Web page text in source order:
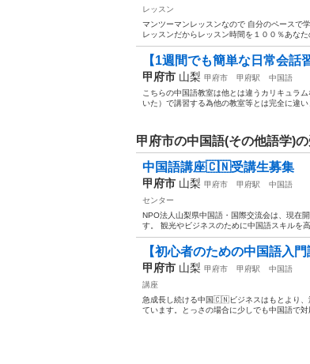
レッスン
マンツーマンレッスンなので 自分のペースで
レッスンだからレッスン時間を１００％あな
【1週間でも簡単な日常会
甲府市 山梨 甲府市 甲府駅
中国語
こちらの中国語教室は他とは違うカリキュラ
いた）で講習する為他の教室等とは完全に違
甲府市の中国語(その他語学)
中国語講座🇨🇳受講生募集
甲府市 山梨 甲府市 甲府駅
中国語
センター
NPO法人山梨県中国語・国際交流会は、現在
す。 観光やビジネスのために中国語スキルを
【初心者のための中国語入
甲府市 山梨 甲府市 甲府駅
中国語
講座
急成長し続ける中国🇨🇳ビジネスはもとより、
ています。とっさの場合に少しでも中国語で